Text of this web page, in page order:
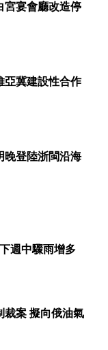
宮宴會廳改造停
亞冀建設性合作
晚登陸浙閩沿海
週中驟雨增多
裁案 擬向俄油氣